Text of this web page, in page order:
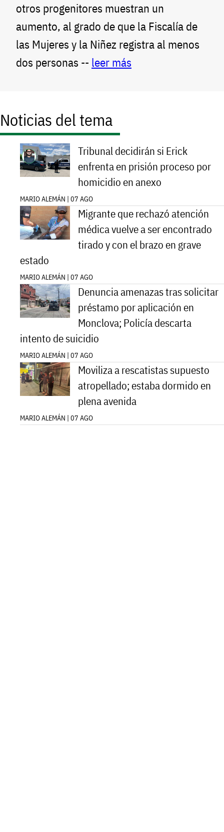
otros progenitores muestran un
aumento, al grado de que la Fiscalía de
las Mujeres y la Niñez registra al menos
dos personas -- leer más
Noticias del tema
Tribunal decidirán si Erick
enfrenta en prisión proceso por
homicidio en anexo
MARIO ALEMÁN | 07 AGO
Migrante que rechazó atención
médica vuelve a ser encontrado
tirado y con el brazo en grave
estado
MARIO ALEMÁN | 07 AGO
Denuncia amenazas tras solicitar
préstamo por aplicación en
Monclova; Policía descarta
intento de suicidio
MARIO ALEMÁN | 07 AGO
Moviliza a rescatistas supuesto
atropellado; estaba dormido en
plena avenida
MARIO ALEMÁN | 07 AGO